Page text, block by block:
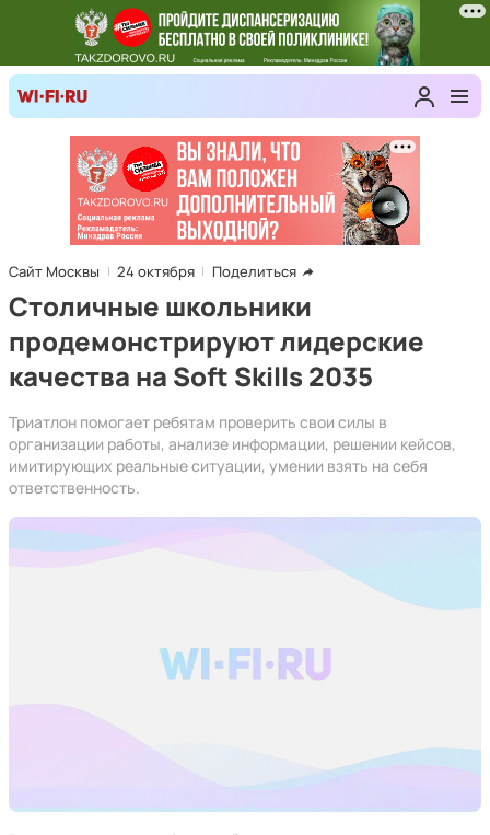
Сайт Москвы 24 октября Поделиться
Столичные школьники
продемонстрируют лидерские
качества на Soft Skills 2035
Триатлон помогает ребятам проверить свои силы в
организации работы, анализе информации, решении кейсов,
имитирующих реальные ситуации, умении взять на себя
ответственность.